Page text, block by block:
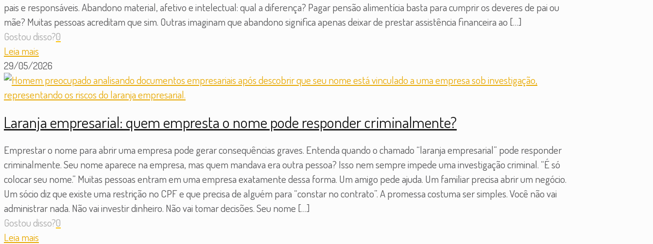
pais e responsáveis. Abandono material, afetivo e intelectual: qual a diferença? Pagar pensão alimentícia basta para cumprir os deveres de pai ou
mãe? Muitas pessoas acreditam que sim. Outras imaginam que abandono significa apenas deixar de prestar assistência financeira ao […]
Gostou disso?0
Leia mais
29/05/2026
Laranja empresarial: quem empresta o nome pode responder criminalmente?
Emprestar o nome para abrir uma empresa pode gerar consequências graves. Entenda quando o chamado “laranja empresarial” pode responder
criminalmente. Seu nome aparece na empresa, mas quem mandava era outra pessoa? Isso nem sempre impede uma investigação criminal. “É só
colocar seu nome.” Muitas pessoas entram em uma empresa exatamente dessa forma. Um amigo pede ajuda. Um familiar precisa abrir um negócio.
Um sócio diz que existe uma restrição no CPF e que precisa de alguém para “constar no contrato”. A promessa costuma ser simples. Você não vai
administrar nada. Não vai investir dinheiro. Não vai tomar decisões. Seu nome […]
Gostou disso?0
Leia mais